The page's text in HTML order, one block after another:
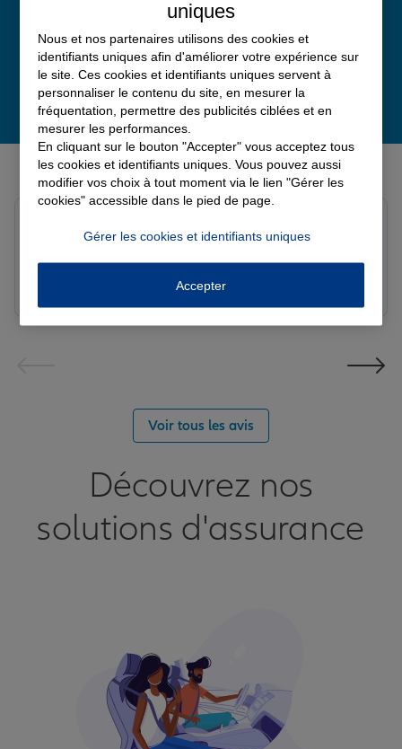
Derniers avis de nos agences Allianz
Note de 5 sur 5
Réactif et efficace le service impeccable
Voir tous les avis
Découvrez nos
solutions d'assurance
uniques
Nous et nos partenaires utilisons des cookies et
identifiants uniques afin d'améliorer votre expérience sur
le site. Ces cookies et identifiants uniques servent à
personnaliser le contenu du site, en mesurer la
fréquentation, permettre des publicités ciblées et en
mesurer les performances.
En cliquant sur le bouton "Accepter" vous acceptez tous
les cookies et identifiants uniques. Vous pouvez aussi
modifier vos choix à tout moment via le lien "Gérer les
cookies" accessible dans le pied de page.
Gérer les cookies et identifiants uniques
Accepter